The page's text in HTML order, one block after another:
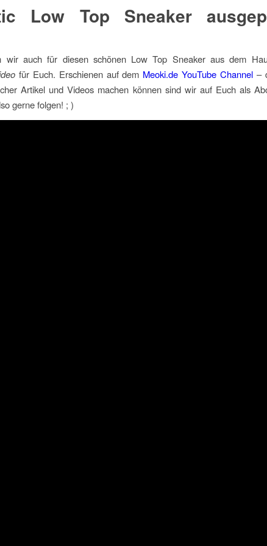
Low Top Sneaker
wir auch für diesen schönen Low Top Sneaker aus dem
für Euch. Erschienen auf dem Meoki.de YouTube Channel –
Artikel und Videos machen können sind wir auf Euch als
gerne folgen! ; )